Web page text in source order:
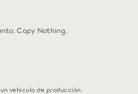
Copy Nothing.
vehículo de producción.